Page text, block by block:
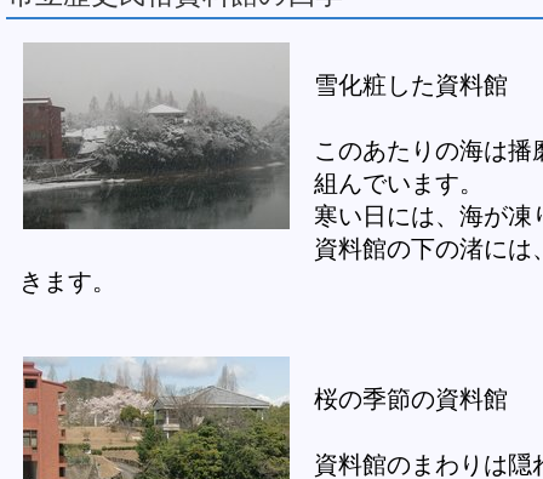
雪化粧した資料館
このあたりの海は播
組んでいます。
寒い日には、海が凍
資料館の下の渚には
きます。
桜の季節の資料館
資料館のまわりは隠